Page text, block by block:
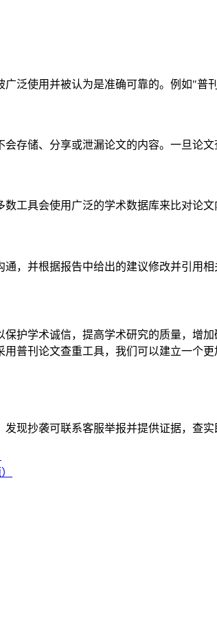
泛使用并被认为是准确可靠的。例如"普
存储、分享或泄漏论文的内容。一旦论文
工具会使用广泛的学术数据库来比对论
，并根据报告中给出的建议修改并引用相
护学术诚信，提高学术研究的质量，增
普刊论文查重工具，我们可以建立一个
现抄袭可联系客服举报并提供证据，查实